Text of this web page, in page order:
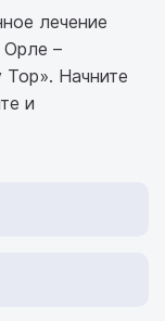
лечение
Орле –
Начните
и